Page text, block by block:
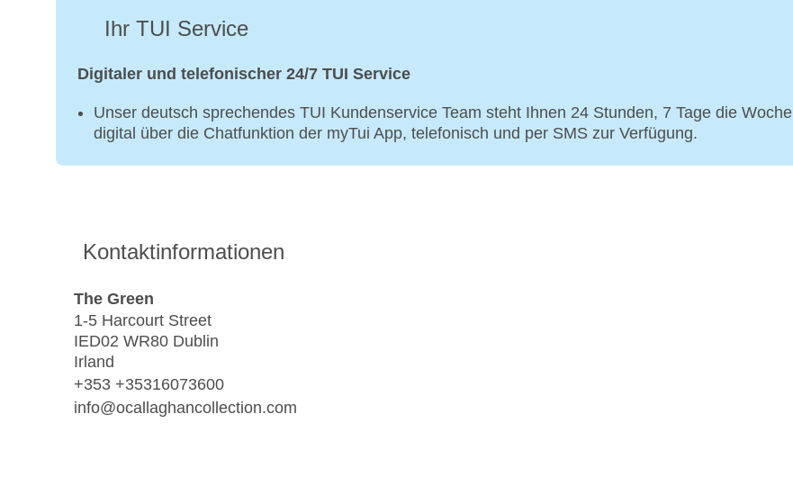
Ihr TUI Service
Digitaler und telefonischer 24/7 TUI Service
Unser deutsch sprechendes TUI Kundenservice Team steht Ihnen 24 Stunden, 7 Tage die Woche
digital über die Chatfunktion der myTui App, telefonisch und per SMS zur Verfügung.
Kontaktinformationen
The Green
1-5 Harcourt Street
IED02 WR80 Dublin
Irland
+353 +35316073600
info@ocallaghancollection.com